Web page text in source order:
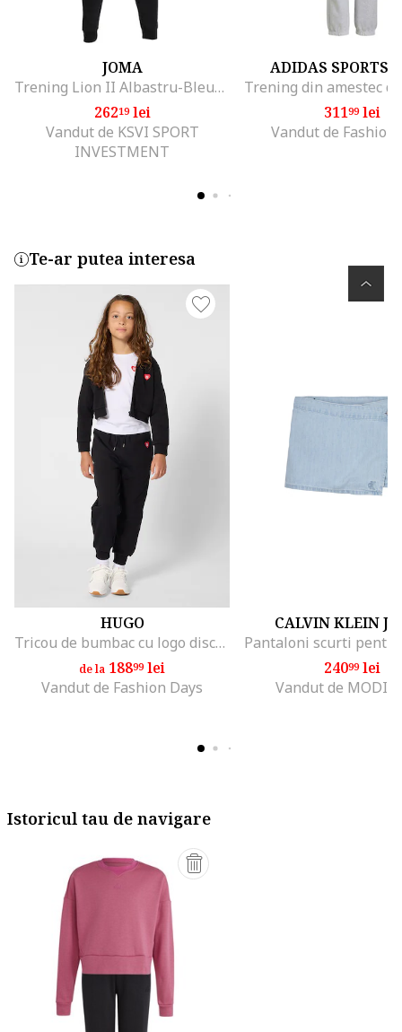
JOMA
Trening Lion II Albastru-Bleumarin, Albastru
26219lei
Vandut de KSVI SPORT
INVESTMENT
ADIDAS
31199lei
Vandut de Fashion
Te-ar putea interesa
HUGO
Tricou de bumbac cu logo discret, Rosu/Alb optic
de la 18899lei
Vandut de Fashion Days
CALVIN KLEIN
24099lei
Vandut de
Istoricul tau de navigare